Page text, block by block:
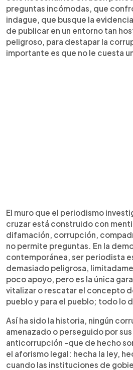
preguntas incómodas, que
indague, que busque la
de publicar en un entorno tan
peligroso, para destapar la
importante es que no le cuesta
El muro que el periodismo
cruzar está construido con
difamación, corrupción,
no permite preguntas. En la
contemporánea, ser periodista
demasiado peligrosa,
poco apoyo, pero es la única
vitalizar o rescatar el concepto
pueblo y para el pueblo; todo lo
Así ha sido la historia, ningún
amenazado o perseguido por
anticorrupción -que de hecho
el aforismo legal: hecha la ley,
cuando las instituciones de